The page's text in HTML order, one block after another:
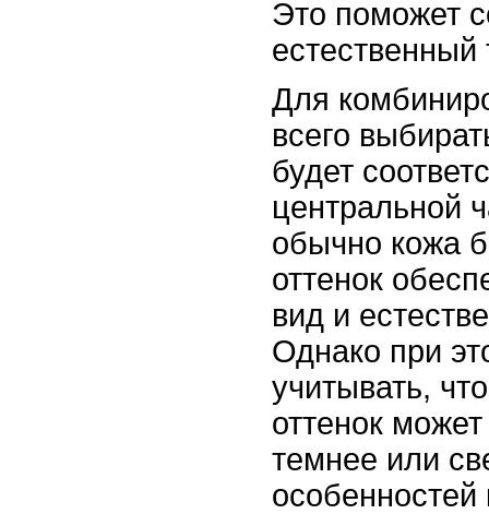
Это поможет
естественный
Для
всего
будет
центральной
обычно кожа
оттенок
вид и
Однако при
учитывать,
оттенок
темнее или
особенностей